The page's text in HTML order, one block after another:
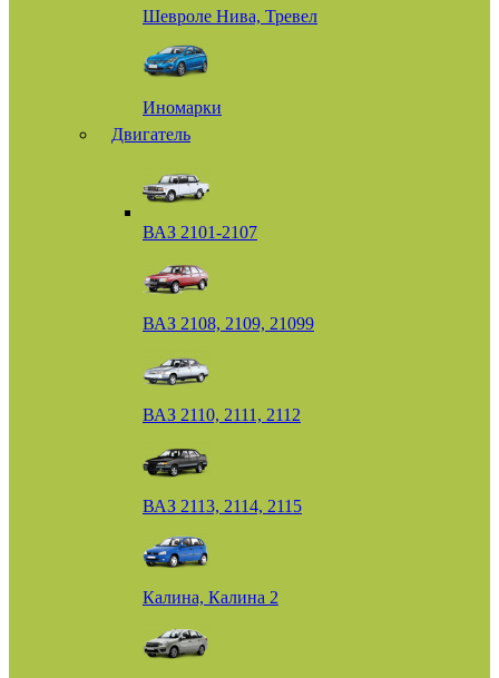
Шевроле Нива, Тревел
Иномарки
Двигатель
ВАЗ 2101-2107
ВАЗ 2108, 2109, 21099
ВАЗ 2110, 2111, 2112
ВАЗ 2113, 2114, 2115
Калина, Калина 2